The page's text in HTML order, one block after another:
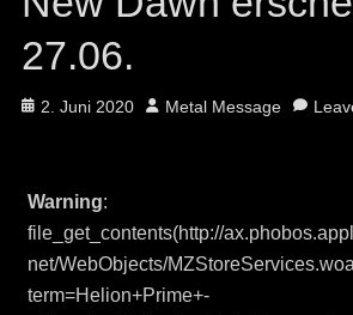
27.06.
Posted
2. Juni 2020 Author
Metal Message
Warning:
file_get_contents(http://
net/WebObjects/
term=Helion+Prime+-